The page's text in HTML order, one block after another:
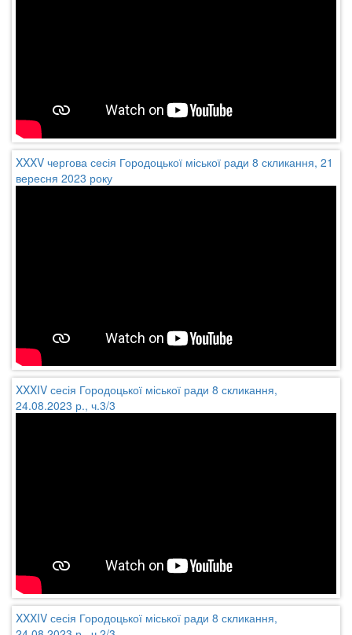
XXXV чергова сесія Городоцької міської ради 8 скликання, 21
вересня 2023 року
XXXIV сесія Городоцької міської ради 8 скликання,
24.08.2023 р., ч.3/3
XXXIV сесія Городоцької міської ради 8 скликання,